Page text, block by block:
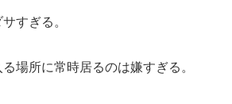
すぎる。
場所に常時居るのは嫌すぎる。